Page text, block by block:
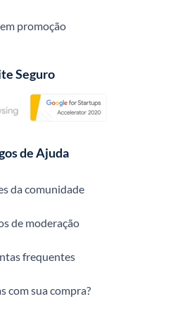
promoção
Seguro
de Ajuda
da comunidade
de moderação
frequentes
com sua compra?